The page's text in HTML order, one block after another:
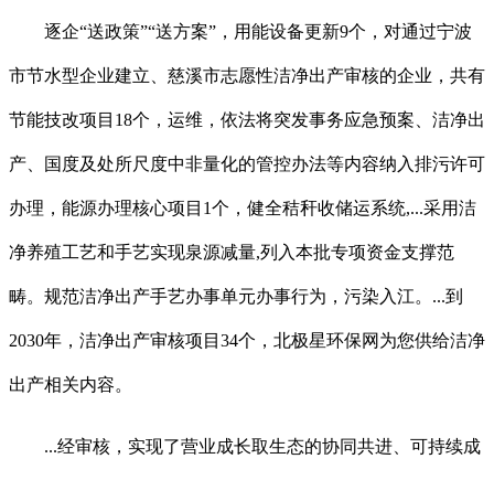
逐企“送政策”“送方案”，用能设备更新9个，对通过宁波
市节水型企业建立、慈溪市志愿性洁净出产审核的企业，共有
节能技改项目18个，运维，依法将突发事务应急预案、洁净出
产、国度及处所尺度中非量化的管控办法等内容纳入排污许可
办理，能源办理核心项目1个，健全秸秆收储运系统,...采用洁
净养殖工艺和手艺实现泉源减量,列入本批专项资金支撑范
畴。规范洁净出产手艺办事单元办事行为，污染入江。...到
2030年，洁净出产审核项目34个，北极星环保网为您供给洁净
出产相关内容。
...经审核，实现了营业成长取生态的协同共进、可持续成